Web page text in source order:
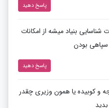
پاسخ دهید
بنیاد میشه از امکانات
سپاهی بودن
پاسخ دهید
برای 300 نفر جوجه و کوبیده یا همون وزیری چقدر